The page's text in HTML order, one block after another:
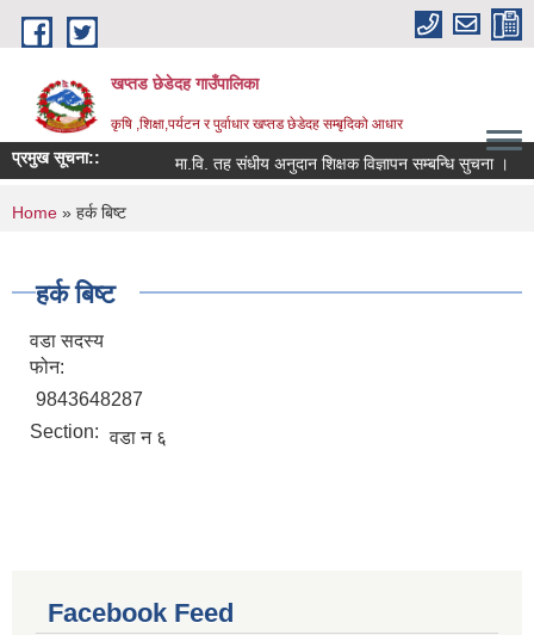
Skip to main content
खप्तड छेडेदह गाउँपालिका
कृषि ,शिक्षा,पर्यटन र पुर्वाधार खप्तड छेडेदह सम्बृदिको आधार
प्रमुख सूचना:: मा.वि. तह संधीय अनुदान शिक्षक विज्ञापन सम्बन्धि सुचना ।
You are here
Home » हर्क बिष्ट
हर्क बिष्ट
वडा सदस्य
फोन:
9843648287
Section: वडा न ६
Facebook Feed